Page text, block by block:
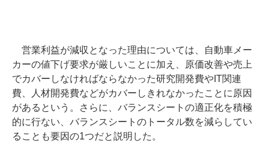
営業利益が減収となった理由については、自動車メー
カーの値下げ要求が厳しいことに加え、原価改善や売上
でカバーしなければならなかった研究開発費やIT関連
費、人材開発費などがカバーしきれなかったことに原因
があるという。さらに、バランスシートの適正化を積極
的に行ない、バランスシートのトータル数を減らしてい
ることも要因の1つだと説明した。